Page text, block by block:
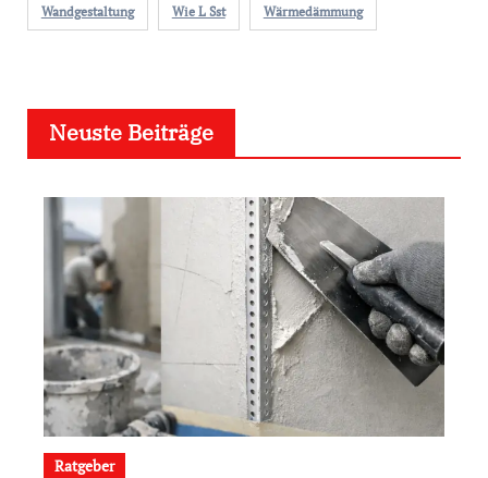
Wandgestaltung Wie L Sst Wärmedämmung
Neuste Beiträge
Ratgeber